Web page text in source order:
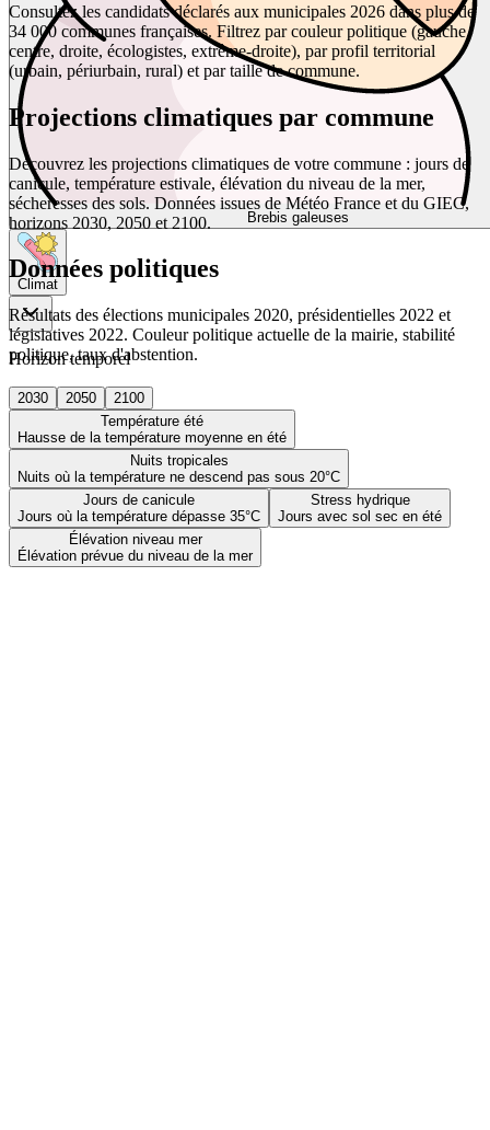
Brebis galeuses
Climat
Horizon temporel
2030 2050
2100
Température été
Hausse de la température moyenne en été
Nuits tropicales
Nuits où la température ne descend pas sous 20°C
Jours de canicule
Jours où la température dépasse 35°C
Stress hydrique
Jours avec sol sec en été
Élévation niveau mer
Élévation prévue du niveau de la mer
Consultez les candidats déclarés aux municipales 2026 dans plus de
34 000 communes françaises. Filtrez par couleur politique (gauche,
centre, droite, écologistes, extrême-droite), par profil territorial
(urbain, périurbain, rural) et par taille de commune.
Projections climatiques par commune
Découvrez les projections climatiques de votre commune : jours de
canicule, température estivale, élévation du niveau de la mer,
sécheresses des sols. Données issues de Météo France et du GIEC,
horizons 2030, 2050 et 2100.
Données politiques
Résultats des élections municipales 2020, présidentielles 2022 et
législatives 2022. Couleur politique actuelle de la mairie, stabilité
politique, taux d'abstention.